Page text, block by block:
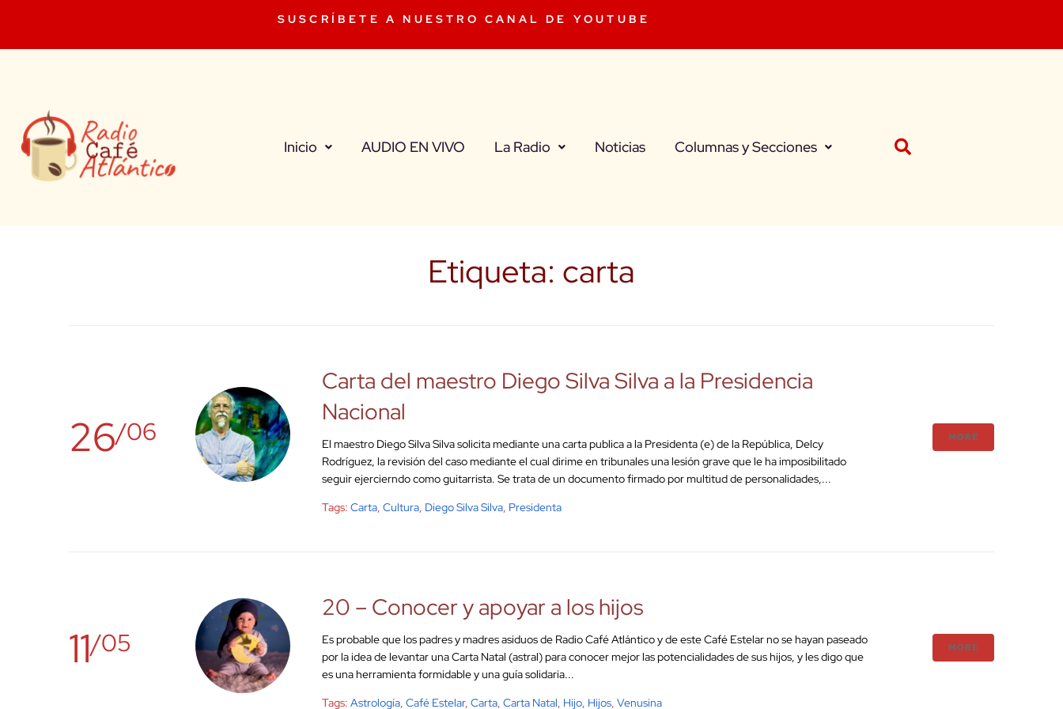
SUSCRÍBETE A NUESTRO CANAL DE YOUTUBE
Inicio AUDIO EN VIVO La Radio Noticias Columnas y Secciones
Etiqueta: carta
26/06
Carta del maestro Diego Silva Silva a la Presidencia
Nacional
El maestro Diego Silva Silva solicita mediante una carta publica a la Presidenta (e) de la República, Delcy
Rodríguez, la revisión del caso mediante el cual dirime en tribunales una lesión grave que le ha imposibilitado
seguir ejercierndo como guitarrista. Se trata de un documento firmado por multitud de personalidades,...
Tags: Carta, Cultura, Diego Silva Silva, Presidenta
MORE
11/05
20 – Conocer y apoyar a los hijos
Es probable que los padres y madres asiduos de Radio Café Atlántico y de este Café Estelar no se hayan paseado
por la idea de levantar una Carta Natal (astral) para conocer mejor las potencialidades de sus hijos, y les digo que
es una herramienta formidable y una guía solidaria...
Tags: Astrología, Café Estelar, Carta, Carta Natal, Hijo, Hijos, Venusina
MORE